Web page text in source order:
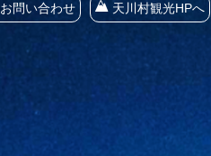
天川村観光HPへ
お問い合わせ